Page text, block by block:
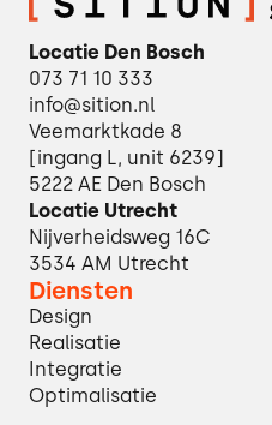
Locatie Den Bosch
073 71 10 333
info@sition.nl
Veemarktkade 8
[ingang L, unit 6239]
5222 AE Den Bosch
Locatie Utrecht
Nijverheidsweg 16C
3534 AM Utrecht
Diensten
Design
Realisatie
Integratie
Optimalisatie